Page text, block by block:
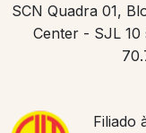
SCN Quadra 01,
Center - SJL 10
Filiado